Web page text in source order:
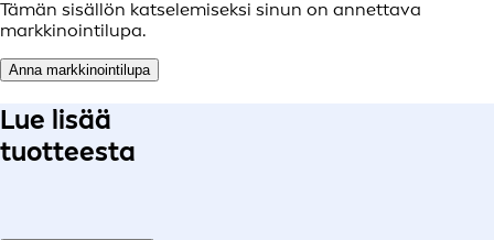
Tämän sisällön katselemiseksi sinun on annettava
markkinointilupa.
Anna markkinointilupa
Lue lisää
tuotteesta